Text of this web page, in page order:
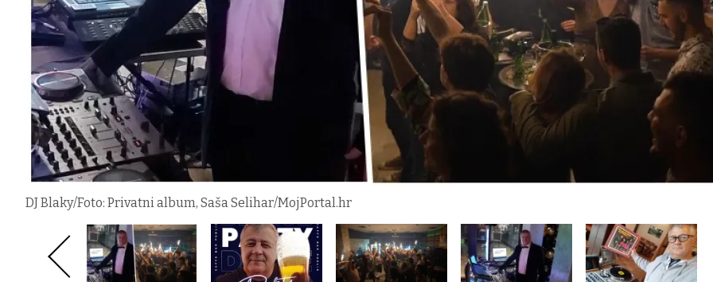
DJ Blaky/Foto: Privatni album, Saša Selihar/MojPortal.hr